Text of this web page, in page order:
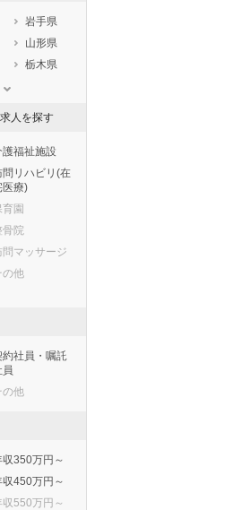
岩手県
山形県
栃木県
岐阜県
三重県
大阪府
徳島県
人を探す
護福祉施設
問リハビリ(在
医療)
育園
骨院
問マッサージ
の他
約社員・嘱託
員
の他
収350万円～
収450万円～
収550万円～